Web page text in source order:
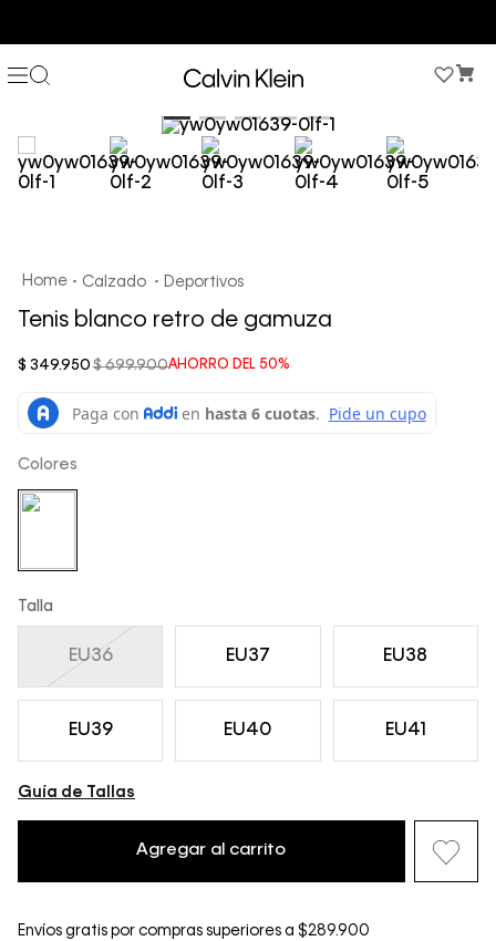
Calzado Deportivos
Tenis blanco retro de gamuza
AHORRO DEL 50%
$ 699.900
$ 349.950
Colores
Talla
EU36 EU37 EU38
EU39 EU40 EU41
Guía de Tallas
Agregar al carrito
Envíos gratis por compras superiores a $289.900